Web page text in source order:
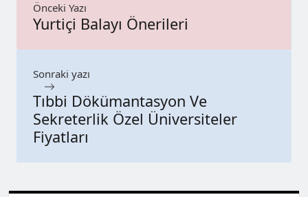
Önceki Yazı
Yurtiçi Balayı Önerileri
Sonraki yazı
Tıbbi Dökümantasyon Ve
Sekreterlik Özel Üniversiteler
Fiyatları